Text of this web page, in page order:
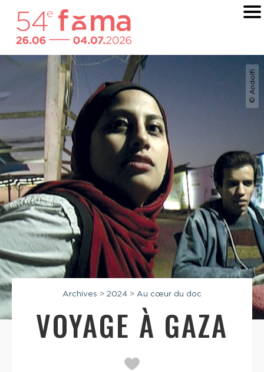
© Andolfi
Archives > 2024 > Au cœur du doc
VOYAGE À GAZA